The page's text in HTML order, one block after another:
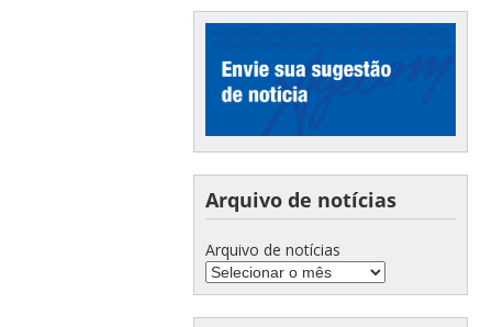
Arquivo de notícias
Arquivo de notícias